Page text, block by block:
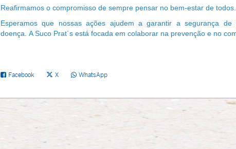
Reafirmamos o compromisso de sempre pensar no bem-estar de todos.
Esperamos que nossas ações ajudem a garantir a segurança
doença. A Suco Prat´s está focada em colaborar na prevenção e no
Facebook X WhatsApp